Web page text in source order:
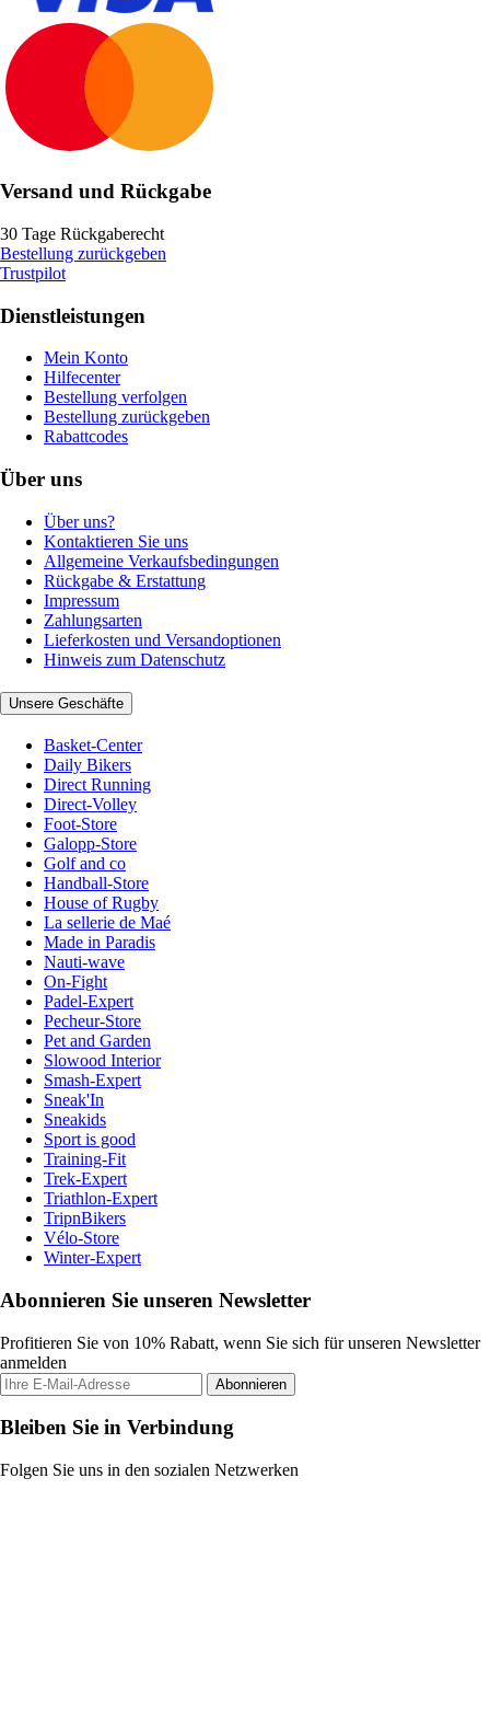
Versand und Rückgabe
30 Tage Rückgaberecht
Bestellung zurückgeben
Trustpilot
Dienstleistungen
Mein Konto
Hilfecenter
Bestellung verfolgen
Bestellung zurückgeben
Rabattcodes
Über uns
Über uns?
Kontaktieren Sie uns
Allgemeine Verkaufsbedingungen
Rückgabe & Erstattung
Impressum
Zahlungsarten
Lieferkosten und Versandoptionen
Hinweis zum Datenschutz
Unsere Geschäfte
Basket-Center
Daily Bikers
Direct Running
Direct-Volley
Foot-Store
Galopp-Store
Golf and co
Handball-Store
House of Rugby
La sellerie de Maé
Made in Paradis
Nauti-wave
On-Fight
Padel-Expert
Pecheur-Store
Pet and Garden
Slowood Interior
Smash-Expert
Sneak'In
Sneakids
Sport is good
Training-Fit
Trek-Expert
Triathlon-Expert
TripnBikers
Vélo-Store
Winter-Expert
Abonnieren Sie unseren Newsletter
Profitieren Sie von 10% Rabatt, wenn Sie sich für unseren Newsletter
anmelden
Abonnieren
Bleiben Sie in Verbindung
Folgen Sie uns in den sozialen Netzwerken